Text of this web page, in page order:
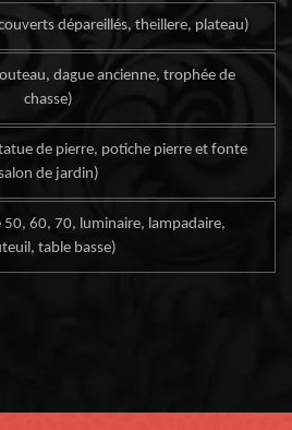
dépareillés, theillere, plateau)
dague ancienne, trophée de
chasse)
de pierre, potiche pierre et fonte
de jardin)
50, 60, 70, luminaire, lampadaire,
table basse)